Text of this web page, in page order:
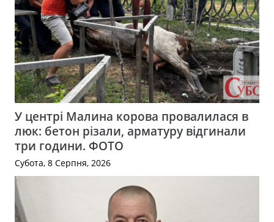
У центрі Малина корова провалилася в
люк: бетон різали, арматуру відгинали
три години. ФОТО
Субота, 8 Серпня, 2026